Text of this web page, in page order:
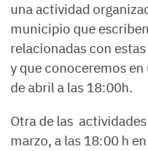
una actividad
municipio que
relacionadas con
y que conoceremos
de abril a las 18:00h.
Otra de las
marzo, a las 18:00 h